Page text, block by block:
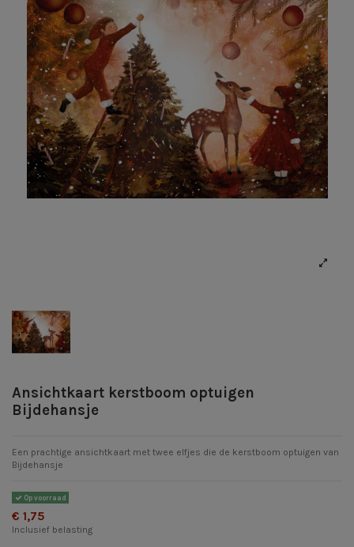
Ansichtkaart kerstboom optuigen
Bijdehansje
Een prachtige ansichtkaart met twee elfjes die de kerstboom optuigen van
Bijdehansje
Op voorraad
€ 1,75
Inclusief belasting